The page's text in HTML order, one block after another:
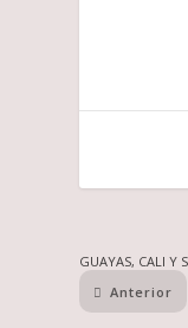
GUAYAS, CALI Y
Anterior